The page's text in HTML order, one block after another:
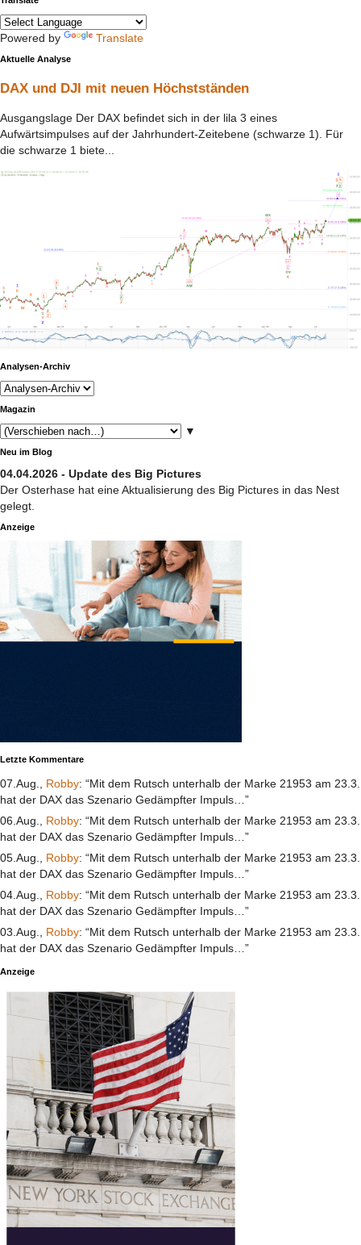
Powered by Translate
Aktuelle Analyse
DAX und DJI mit neuen Höchstständen
Ausgangslage Der DAX befindet sich in der lila 3 eines
Aufwärtsimpulses auf der Jahrhundert-Zeitebene (schwarze 1). Für
die schwarze 1 biete...
Analysen-Archiv
Magazin
▼
Neu im Blog
04.04.2026 - Update des Big Pictures
Der Osterhase hat eine Aktualisierung des Big Pictures in das Nest
gelegt.
Anzeige
Letzte Kommentare
07.Aug., Robby: “Mit dem Rutsch unterhalb der Marke 21953 am 23.3.
hat der DAX das Szenario Gedämpfter Impuls…”
06.Aug., Robby: “Mit dem Rutsch unterhalb der Marke 21953 am 23.3.
hat der DAX das Szenario Gedämpfter Impuls…”
05.Aug., Robby: “Mit dem Rutsch unterhalb der Marke 21953 am 23.3.
hat der DAX das Szenario Gedämpfter Impuls…”
04.Aug., Robby: “Mit dem Rutsch unterhalb der Marke 21953 am 23.3.
hat der DAX das Szenario Gedämpfter Impuls…”
03.Aug., Robby: “Mit dem Rutsch unterhalb der Marke 21953 am 23.3.
hat der DAX das Szenario Gedämpfter Impuls…”
Anzeige